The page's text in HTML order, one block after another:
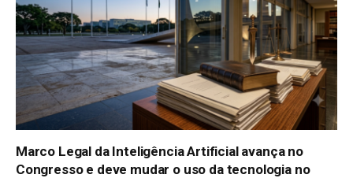
Marco Legal da Inteligência Artificial avança no
Congresso e deve mudar o uso da tecnologia no